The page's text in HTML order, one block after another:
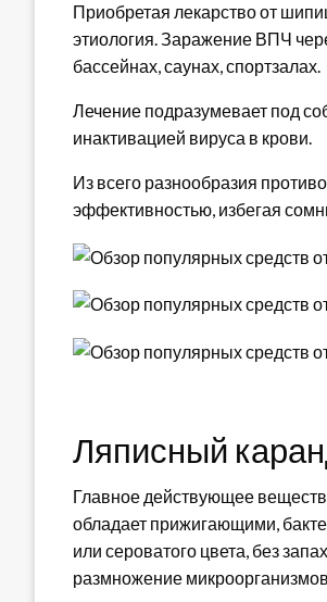
Приобретая лекарство от
этиология. Заражение ВПЧ
бассейнах, саунах, спортзалах.
Лечение подразумевает под
инактивацией вируса в крови.
Из всего разнообразия
эффективностью, избегая
Ляписный
Главное действующее
обладает прижигающими,
или сероватого цвета, без
размножение